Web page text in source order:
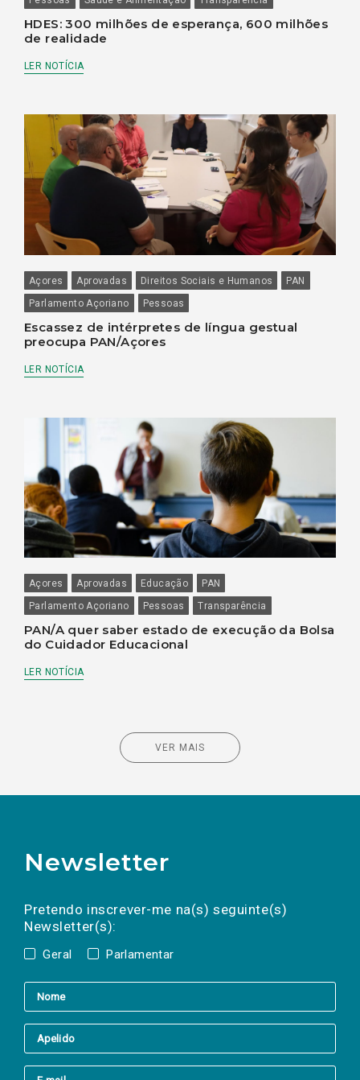
HDES: 300 milhões de esperança, 600 milhões
de realidade
LER NOTÍCIA
Açores Aprovadas Direitos Sociais e Humanos
PAN
Parlamento Açoriano
Pessoas
Escassez de intérpretes de língua gestual
preocupa PAN/Açores
LER NOTÍCIA
Açores Aprovadas Educação
PAN
Parlamento Açoriano
Pessoas Transparência
PAN/A quer saber estado de execução da Bolsa
do Cuidador Educacional
LER NOTÍCIA
VER MAIS
Newsletter
Pretendo inscrever-me na(s) seguinte(s)
Newsletter(s):
Geral Parlamentar
a(s) newsletter(s).
mail